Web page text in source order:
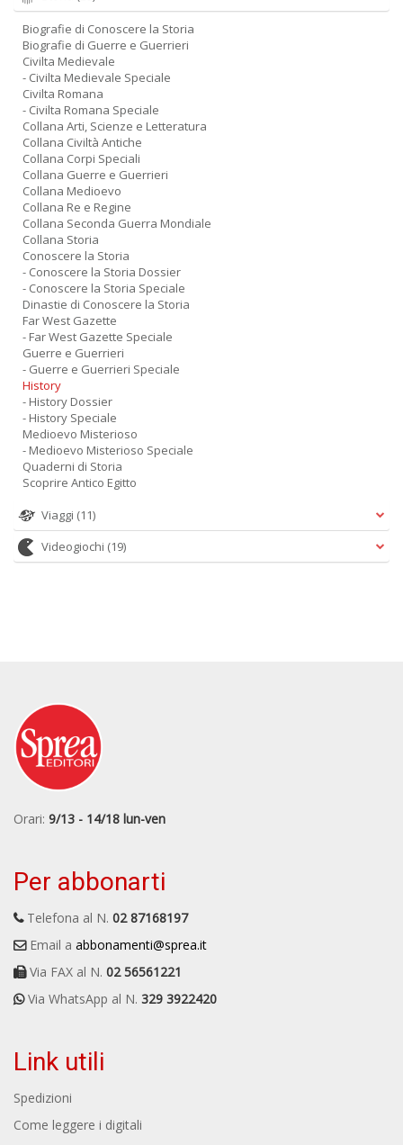
Biografie di Conoscere la Storia
Biografie di Guerre e Guerrieri
Civilta Medievale
- Civilta Medievale Speciale
Civilta Romana
- Civilta Romana Speciale
Collana Arti, Scienze e Letteratura
Collana Civiltà Antiche
Collana Corpi Speciali
Collana Guerre e Guerrieri
Collana Medioevo
Collana Re e Regine
Collana Seconda Guerra Mondiale
Collana Storia
Conoscere la Storia
- Conoscere la Storia Dossier
- Conoscere la Storia Speciale
Dinastie di Conoscere la Storia
Far West Gazette
- Far West Gazette Speciale
Guerre e Guerrieri
- Guerre e Guerrieri Speciale
History
- History Dossier
- History Speciale
Medioevo Misterioso
- Medioevo Misterioso Speciale
Quaderni di Storia
Scoprire Antico Egitto
Viaggi (11)
Videogiochi (19)
Orari: 9/13 - 14/18 lun-ven
Per abbonarti
Telefona al N. 02 87168197
Email a abbonamenti@sprea.it
Via FAX al N. 02 56561221
Via WhatsApp al N. 329 3922420
Link utili
Spedizioni
Come leggere i digitali